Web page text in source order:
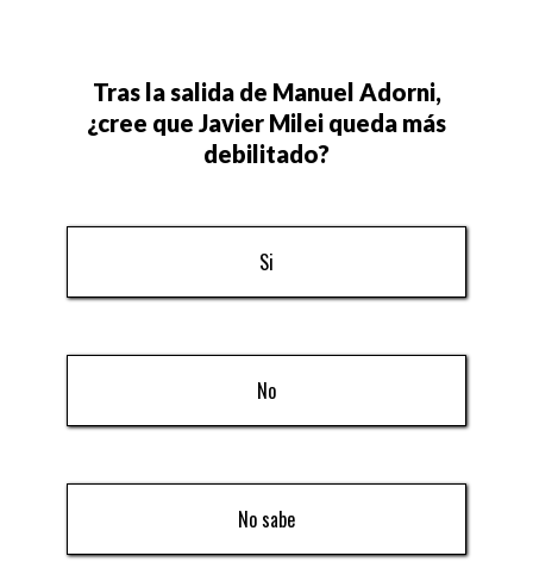
Tras la salida de Manuel Adorni,
¿cree que Javier Milei queda más
debilitado?
Si
No
No sabe